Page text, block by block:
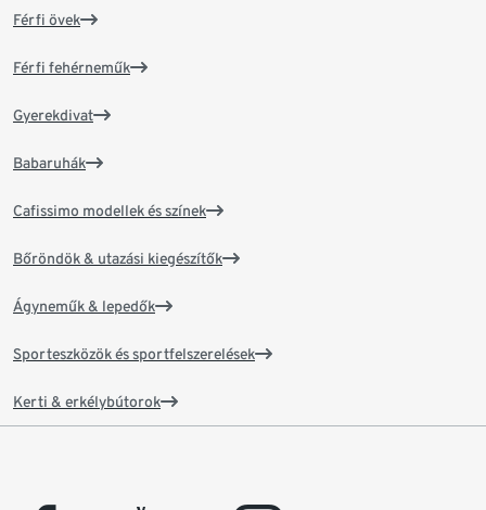
Férfi övek
Férfi fehérneműk
Gyerekdivat
Babaruhák
Cafissimo modellek és színek
Bőröndök & utazási kiegészítők
Ágyneműk & lepedők
Sporteszközök és sportfelszerelések
Kerti & erkélybútorok